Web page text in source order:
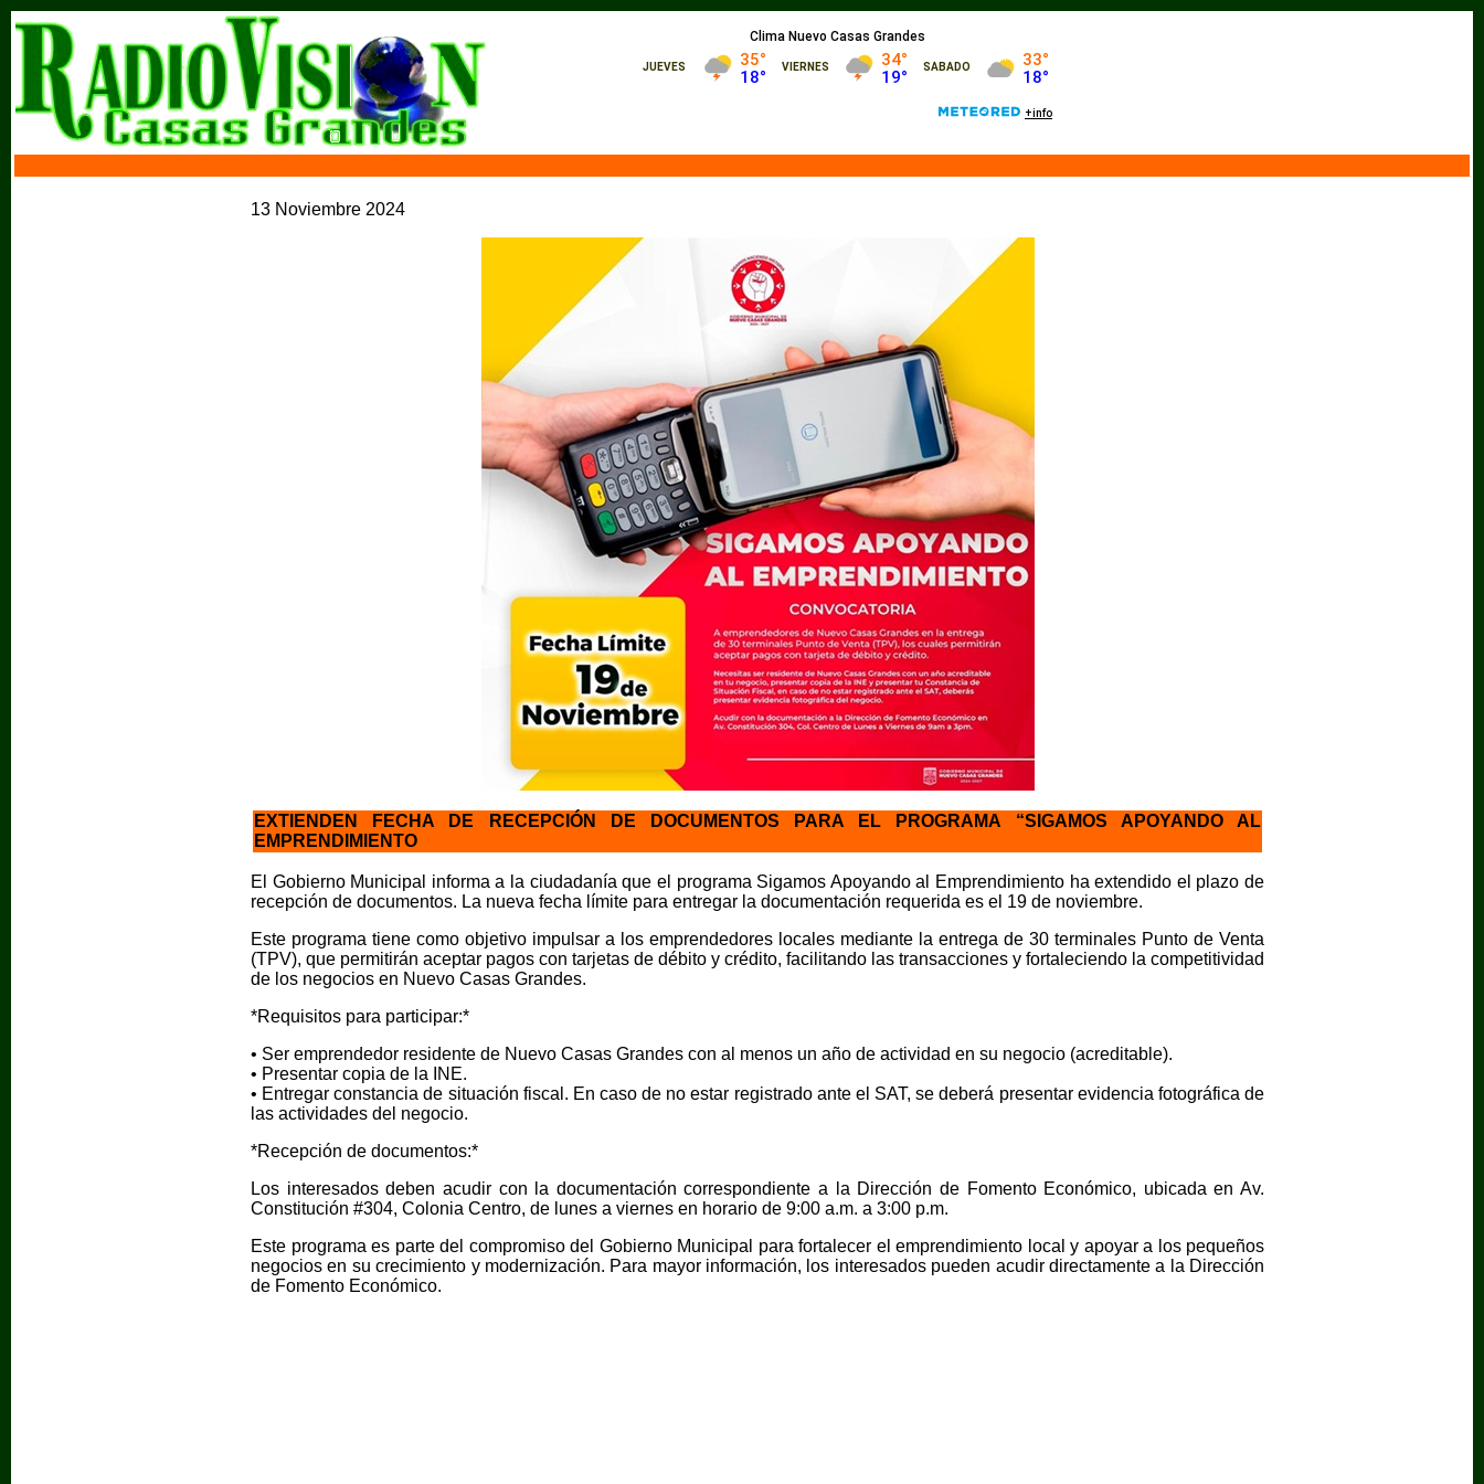
13 Noviembre 2024
EXTIENDEN FECHA DE RECEPCIÓN DE DOCUMENTOS PARA EL PROGRAMA “SIGAMOS APOYANDO AL
EMPRENDIMIENTO
El Gobierno Municipal informa a la ciudadanía que el programa Sigamos Apoyando al Emprendimiento ha extendido el plazo de
recepción de documentos. La nueva fecha límite para entregar la documentación requerida es el 19 de noviembre.
Este programa tiene como objetivo impulsar a los emprendedores locales mediante la entrega de 30 terminales Punto de Venta
(TPV), que permitirán aceptar pagos con tarjetas de débito y crédito, facilitando las transacciones y fortaleciendo la competitividad
de los negocios en Nuevo Casas Grandes.
*Requisitos para participar:*
• Ser emprendedor residente de Nuevo Casas Grandes con al menos un año de actividad en su negocio (acreditable).
• Presentar copia de la INE.
• Entregar constancia de situación fiscal. En caso de no estar registrado ante el SAT, se deberá presentar evidencia fotográfica de
las actividades del negocio.
*Recepción de documentos:*
Los interesados deben acudir con la documentación correspondiente a la Dirección de Fomento Económico, ubicada en Av.
Constitución #304, Colonia Centro, de lunes a viernes en horario de 9:00 a.m. a 3:00 p.m.
Este programa es parte del compromiso del Gobierno Municipal para fortalecer el emprendimiento local y apoyar a los pequeños
negocios en su crecimiento y modernización. Para mayor información, los interesados pueden acudir directamente a la Dirección
de Fomento Económico.